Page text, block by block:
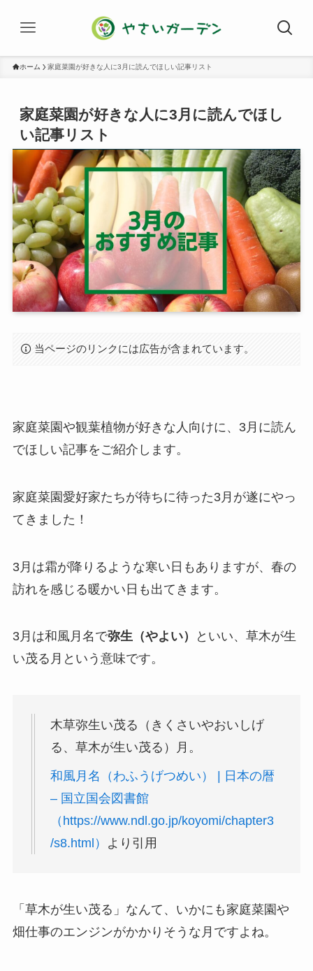
ホーム 家庭菜園が好きな人に3月に読んでほしい記事リスト
家庭菜園が好きな人に3月に読んでほし
い記事リスト
当ページのリンクには広告が含まれています。
家庭菜園や観葉植物が好きな人向けに、3月に読ん
でほしい記事をご紹介します。
家庭菜園愛好家たちが待ちに待った3月が遂にやっ
てきました！
3月は霜が降りるような寒い日もありますが、春の
訪れを感じる暖かい日も出てきます。
3月は和風月名で弥生（やよい）
といい、草木が生
い茂る月という意味です。
木草弥生い茂る（きくさいやおいしげ
る、草木が生い茂る）月。
和風月名（わふうげつめい） | 日本の暦
– 国立国会図書館
（https://www.ndl.go.jp/koyomi/chapter3
/s8.html）
より引用
「草木が生い茂る」なんて、いかにも家庭菜園や
畑仕事のエンジンがかかりそうな月ですよね。